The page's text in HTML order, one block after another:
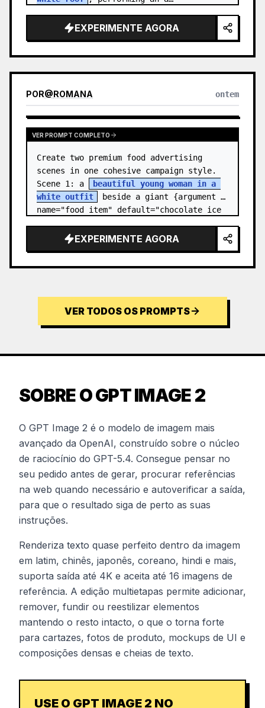
EXPERIMENTE AGORA
POR@ROMANA ontem
VER PROMPT COMPLETO
Create two premium food advertising
scenes in one cohesive campaign style.
Scene 1: a
beautiful young woman in a
white outfit
beside a giant {argument
name="food item" default="chocolate ice
EXPERIMENTE AGORA
VER TODOS OS PROMPTS
SOBRE O GPT IMAGE 2
O GPT Image 2 é o modelo de imagem mais
avançado da OpenAI, construído sobre o núcleo
de raciocínio do GPT-5.4. Consegue pensar no
seu pedido antes de gerar, procurar referências
na web quando necessário e autoverificar a saída,
para que o resultado siga de perto as suas
instruções.
Renderiza texto quase perfeito dentro da imagem
em latim, chinês, japonês, coreano, hindi e mais,
suporta saída até 4K e aceita até 16 imagens de
referência. A edição multietapas permite adicionar,
remover, fundir ou reestilizar elementos
mantendo o resto intacto, o que o torna forte
para cartazes, fotos de produto, mockups de UI e
composições densas e cheias de texto.
USE O GPT IMAGE 2 NO